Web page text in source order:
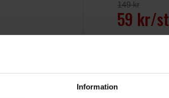
Information
149 kr
59 kr/st